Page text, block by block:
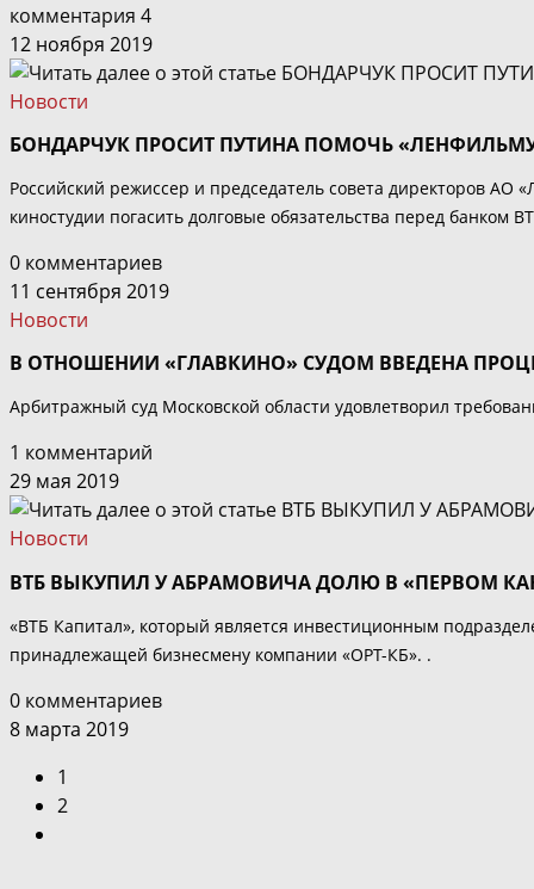
комментария 4
12 ноября 2019
Новости
БОНДАРЧУК ПРОСИТ ПУТИНА ПОМОЧЬ
Российский режиссер и председатель совета директоров
киностудии погасить долговые обязательства перед банком
0 комментариев
11 сентября 2019
Новости
В ОТНОШЕНИИ «ГЛАВКИНО» СУДОМ ВВЕДЕНА
Арбитражный суд Московской области удовлетворил
1 комментарий
29 мая 2019
Новости
ВТБ ВЫКУПИЛ У АБРАМОВИЧА ДОЛЮ В «ПЕРВОМ
«ВТБ Капитал», который является инвестиционным
принадлежащей бизнесмену компании «ОРТ-КБ». .
0 комментариев
8 марта 2019
1
2